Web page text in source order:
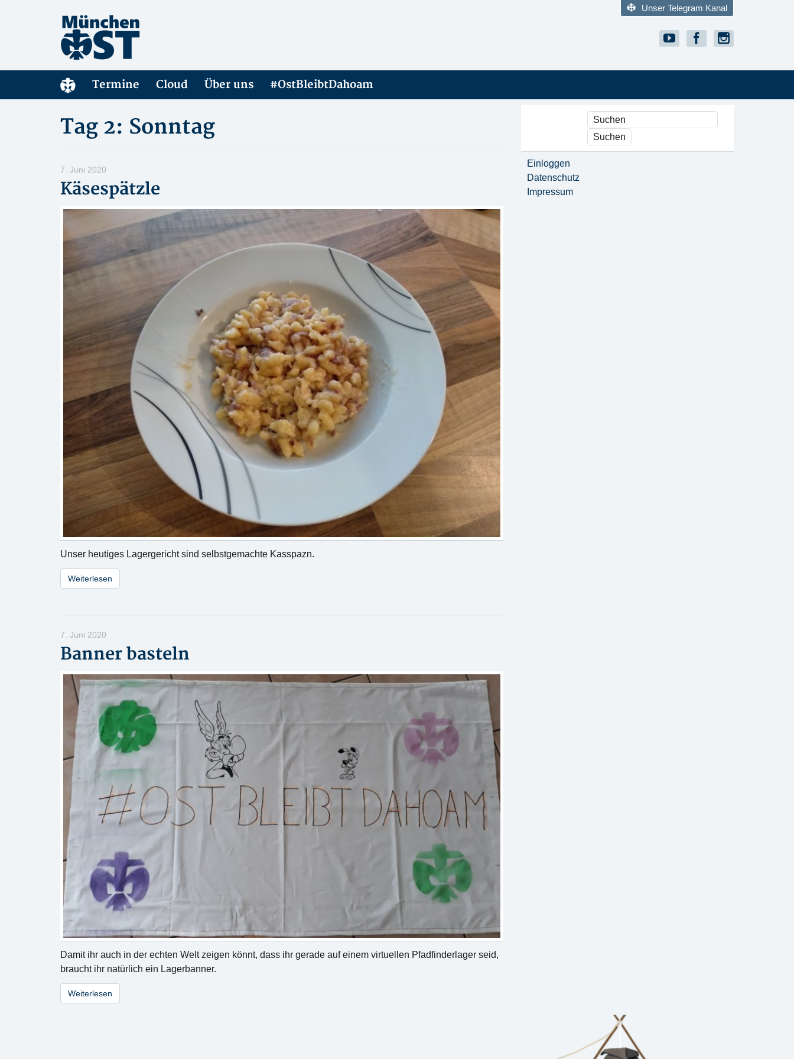
Unser Telegram Kanal
Termine Cloud Über uns #OstBleibtDahoam
Tag 2: Sonntag
7. Juni 2020
Käsespätzle
Unser heutiges Lagergericht sind selbstgemachte Kasspazn.
Weiterlesen
7. Juni 2020
Banner basteln
Damit ihr auch in der echten Welt zeigen könnt, dass ihr gerade auf einem virtuellen Pfadfinderlager seid,
braucht ihr natürlich ein Lagerbanner.
Weiterlesen
Einloggen
Datenschutz
Impressum